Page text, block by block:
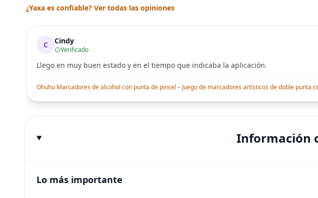
¿Yaxa es confiable? Ver todas las opiniones
C Cindy
Verificado
Llego en muy buen estado y en el tiempo que indicaba la aplicación.
Ohuhu Marcadores de alcohol con punta de pincel – Juego de marcadores artísticos de doble punta
Información
Lo más importante